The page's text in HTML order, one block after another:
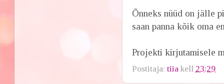
Õnneks nüüd on jälle
saan panna kõik oma
Projekti kirjutamisele
Postitaja:tiia kell 23:29